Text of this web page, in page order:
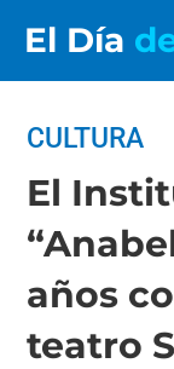
El Día
CULTURA
El
años
teatro